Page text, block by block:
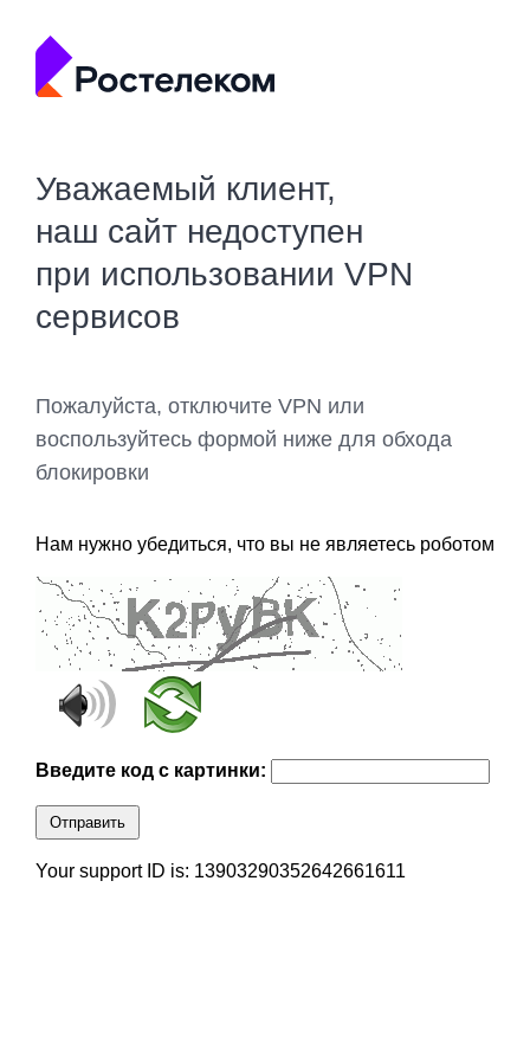
Уважаемый клиент,
наш сайт недоступен
при использовании VPN
сервисов
Пожалуйста, отключите VPN или
воспользуйтесь формой ниже для обхода
блокировки
Нам нужно убедиться, что вы не являетесь роботом
Введите код с картинки:
Отправить
Your support ID is: 13903290352642661611